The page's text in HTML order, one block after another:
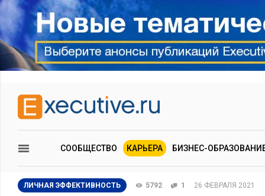
СООБЩЕСТВО КАРЬЕРА БИЗНЕС-
ЛИЧНАЯ ЭФФЕКТИВНОСТЬ 5792 1 26 ФЕВРАЛЯ 2021